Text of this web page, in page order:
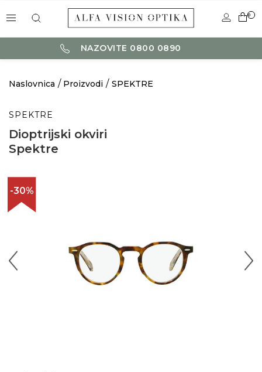
0
NAZOVITE 0800 0890
Naslovnica Proizvodi SPEKTRE
SPEKTRE
Dioptrijski okviri
Spektre
-30%